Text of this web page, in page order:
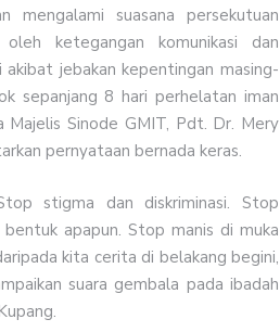
mengalami suasana persekutuan
ketegangan komunikasi dan
akibat jebakan kepentingan masing-
sepanjang 8 hari perhelatan iman
Sinode GMIT, Pdt. Dr. Mery
pernyataan bernada keras.
stigma dan diskriminasi. Stop
apapun. Stop manis di muka
kita cerita di belakang begini,
suara gembala pada ibadah